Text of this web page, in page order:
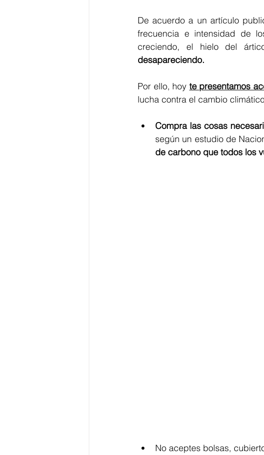
De acuerdo a un artículo
frecuencia e intensidad de
desapareciendo.
Por ello, hoy te presentamos
lucha contra el cambio
Compra las cosas
según un estudio de
de carbono que todos los
No aceptes bolsas,